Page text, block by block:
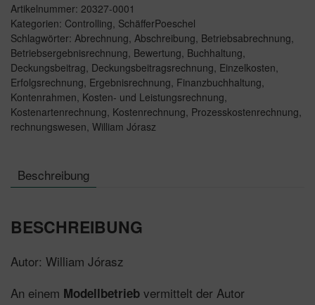
Artikelnummer: 20327-0001
Kategorien: Controlling SchäfferPoeschel
Schlagwörter: Abrechnung Abschreibung Betriebsabrechnung
Betriebsergebnisrechnung Bewertung Buchhaltung
Deckungsbeitrag Deckungsbeitragsrechnung Einzelkosten
Erfolgsrechnung Ergebnisrechnung Finanzbuchhaltung
Kontenrahmen Kosten- und Leistungsrechnung
Kostenartenrechnung Kostenrechnung Prozesskostenrechnung
rechnungswesen William Jórasz
Beschreibung
BESCHREIBUNG
Autor: William Jórasz
An einem Modellbetrieb vermittelt der Autor